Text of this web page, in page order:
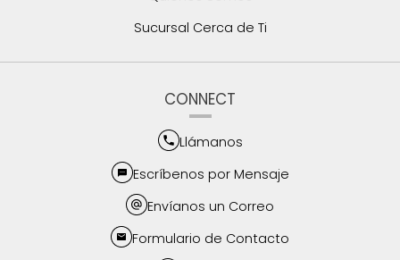
Sucursal Cerca de Ti
CONNECT
Llámanos
Escríbenos por Mensaje
Envíanos un Correo
Formulario de Contacto